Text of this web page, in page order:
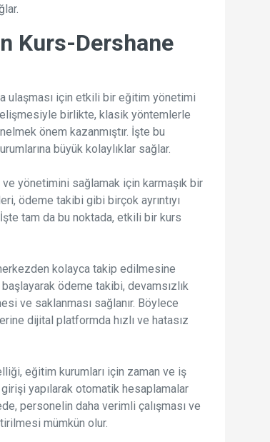
Kurs-Dershane
ulaşması için etkili bir eğitim yönetimi
birlikte, klasik yöntemlerle
önem kazanmıştır. İşte bu
büyük kolaylıklar sağlar.
yönetimini sağlamak için karmaşık bir
ödeme takibi gibi birçok ayrıntıyı
tam da bu noktada, etkili bir kurs
kolayca takip edilmesine
başlayarak ödeme takibi, devamsızlık
ve saklanması sağlanır. Böylece
dijital platformda hızlı ve hatasız
eğitim kurumları için zaman ve iş
yapılarak otomatik hesaplamalar
personelin daha verimli çalışması ve
mümkün olur.